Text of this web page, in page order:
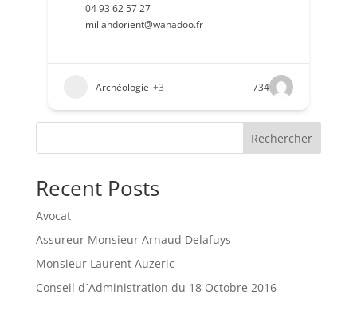
04 93 62 57 27
millandorient@wanadoo.fr
Archéologie +3 734
Rechercher
Recent Posts
Avocat
Assureur Monsieur Arnaud Delafuys
Monsieur Laurent Auzeric
Conseil d´Administration du 18 Octobre 2016